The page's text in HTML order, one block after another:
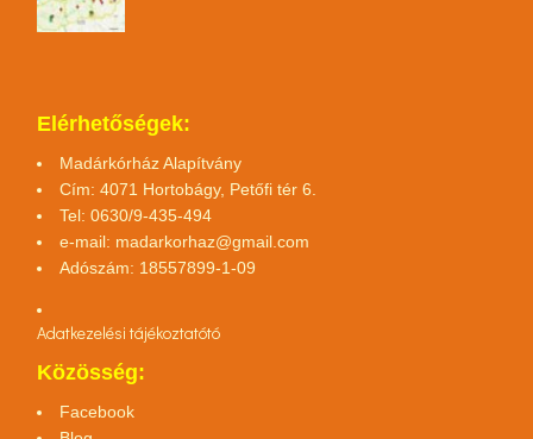
Elérhetőségek:
Madárkórház Alapítvány
Cím: 4071 Hortobágy, Petőfi tér 6.
Tel: 0630/9-435-494
e-mail: madarkorhaz@gmail.com
Adószám: 18557899-1-09
Adatkezelési tájékoztatótó
Közösség:
Facebook